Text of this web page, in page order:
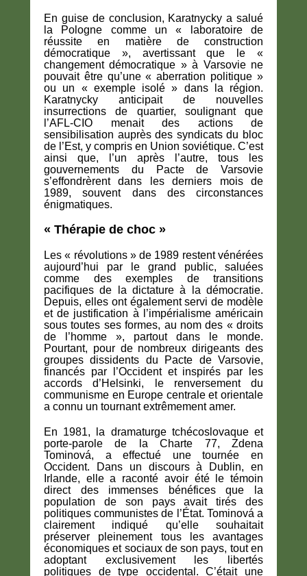
En guise de conclusion, Karatnycky a salué
la Pologne comme un « laboratoire de
réussite en matière de construction
démocratique », avertissant que le «
changement démocratique » à Varsovie ne
pouvait être qu’une « aberration politique »
ou un « exemple isolé » dans la région.
Karatnycky anticipait de nouvelles
insurrections de quartier, soulignant que
l’AFL-CIO menait des actions de
sensibilisation auprès des syndicats du bloc
de l’Est, y compris en Union soviétique. C’est
ainsi que, l’un après l’autre, tous les
gouvernements du Pacte de Varsovie
s’effondrèrent dans les derniers mois de
1989, souvent dans des circonstances
énigmatiques.
« Thérapie de choc »
Les « révolutions » de 1989 restent vénérées
aujourd’hui par le grand public, saluées
comme des exemples de transitions
pacifiques de la dictature à la démocratie.
Depuis, elles ont également servi de modèle
et de justification à l’impérialisme américain
sous toutes ses formes, au nom des « droits
de l’homme », partout dans le monde.
Pourtant, pour de nombreux dirigeants des
groupes dissidents du Pacte de Varsovie,
financés par l’Occident et inspirés par les
accords d’Helsinki, le renversement du
communisme en Europe centrale et orientale
a connu un tournant extrêmement amer.
En 1981, la dramaturge tchécoslovaque et
porte-parole de la Charte 77, Zdena
Tominová, a effectué une tournée en
Occident. Dans un discours à Dublin, en
Irlande, elle a raconté avoir été le témoin
direct des immenses bénéfices que la
population de son pays avait tirés des
politiques communistes de l’État. Tominová a
clairement indiqué qu’elle souhaitait
préserver pleinement tous les avantages
économiques et sociaux de son pays, tout en
adoptant exclusivement les libertés
politiques de type occidental. C’était une